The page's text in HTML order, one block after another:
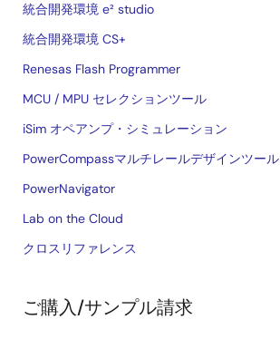
統合開発環境 e² studio
統合開発環境 CS+
Renesas Flash Programmer
MCU / MPU セレクションツール
iSim オペアンプ・シミュレーション
PowerCompassマルチレールデザインツール
PowerNavigator
Lab on the Cloud
クロスリファレンス
ご購入/サンプル請求